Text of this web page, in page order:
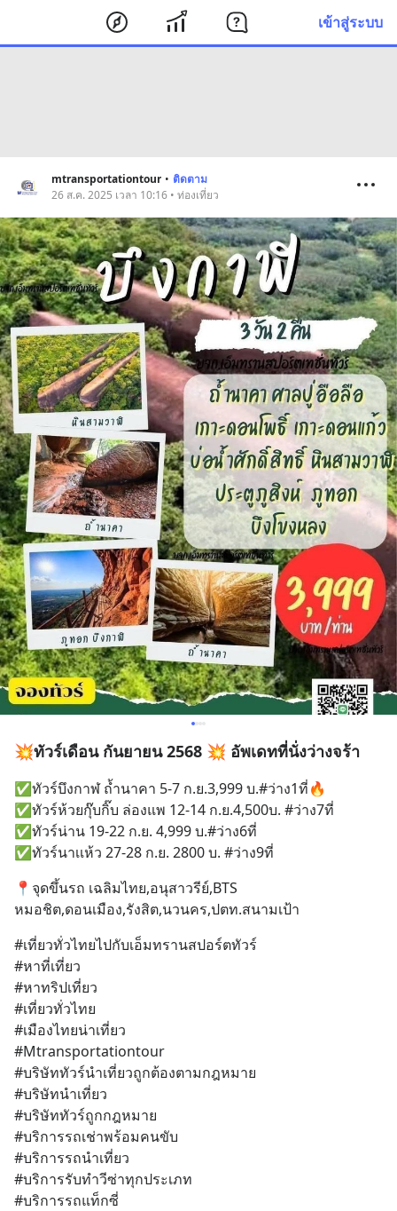
เข้าสู่ระบบ
mtransportationtour • ติดตาม
26 ส.ค. 2025 เวลา 10:16 • ท่องเที่ยว
💥ทัวร์เดือน กันยายน 2568 💥 อัพเดทที่นั่งว่างจร้า
✅️ทัวร์บึงกาฬ ถ้ำนาคา 5-7 ก.ย.3,999 บ.#ว่าง1ที่🔥
✅️ทัวร์ห้วยกุ๊บกิ๊บ ล่องแพ 12-14 ก.ย.4,500บ. #ว่าง7ที่
✅️ทัวร์น่าน 19-22 ก.ย. 4,999 บ.#ว่าง6ที่
✅ทัวร์นาเเห้ว 27-28 ก.ย. 2800 บ. #ว่าง9ที่
📍จุดขึ้นรถ เฉลิมไทย,อนุสาวรีย์,BTS
หมอชิต,ดอนเมือง,รังสิต,นวนคร,ปตท.สนามเป้า
#เที่ยวทั่วไทยไปกับเอ็มทรานสปอร์ตทัวร์
#หาที่เที่ยว
#หาทริปเที่ยว
#เที่ยวทั่วไทย
#เมืองไทยน่าเที่ยว
#Mtransportationtour
#บริษัททัวร์นำเที่ยวถูกต้องตามกฎหมาย
#บริษัทนำเที่ยว
#บริษัททัวร์ถูกกฎหมาย
#บริการรถเช่าพร้อมคนขับ
#บริการรถนำเที่ยว
#บริการรับทำวีซ่าทุกประเภท
#บริการรถแท็กซี่